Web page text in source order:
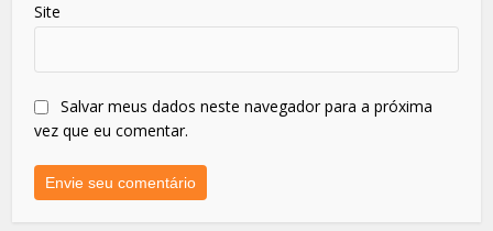
Site
Salvar meus dados neste navegador para a próxima
vez que eu comentar.